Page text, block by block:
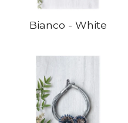
Bianco - White